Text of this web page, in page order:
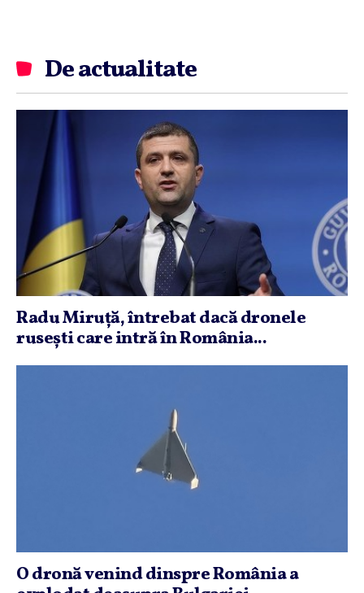
De actualitate
Radu Miruţă, întrebat dacă dronele
ruseşti care intră în România...
O dronă venind dinspre România a